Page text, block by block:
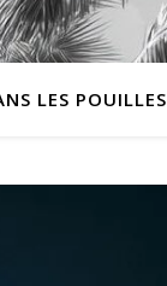
LES POUILLES